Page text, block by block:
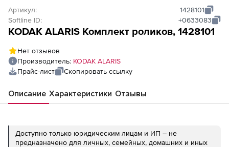
Артикул:
1428101
Softline ID:
+0633083
KODAK ALARIS Комплект роликов, 1428101
Нет отзывов
Производитель: KODAK ALARIS
Прайс-лист
Скопировать ссылку
Описание Характеристики Отзывы
Доступно только юридическим лицам и ИП – не
предназначено для личных, семейных, домашних и иных